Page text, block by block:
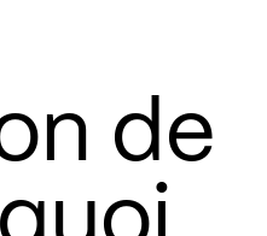
de